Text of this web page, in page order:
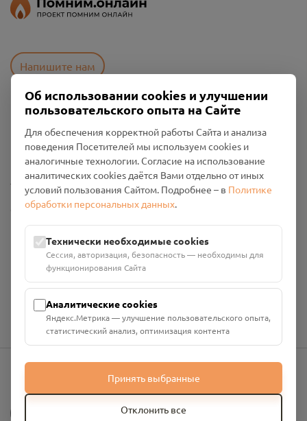
Напишите нам
Политика конфиденциальности
Промо-материалы
Настройки cookies
Общество с ограниченной ответственностью «Смоленский
Проект Помним»
ИНН: 6700029207 ОГРН: 1256700001986
Юридический адрес: 216790, Смоленская область, р-н
Руднянский, г. Рудня, улица Западная, д. 26А, пом. 18
Номер счёта: 40702810901130004287 в АО "АЛЬФА-БАНК"
info@pomnim.online
Об использовании cookies и улучшении
пользовательского опыта на Сайте
Для обеспечения корректной работы Сайта и анализа
поведения Посетителей мы используем cookies и
аналогичные технологии. Согласие на использование
аналитических cookies даётся Вами отдельно от иных
условий пользования Сайтом. Подробнее – в Политике
обработки персональных данных.
Технически необходимые cookies
Сессия, авторизация, безопасность — необходимы для
функционирования Сайта
Аналитические cookies
Яндекс.Метрика — улучшение пользовательского опыта,
статистический анализ, оптимизация контента
Принять выбранные
Отклонить все